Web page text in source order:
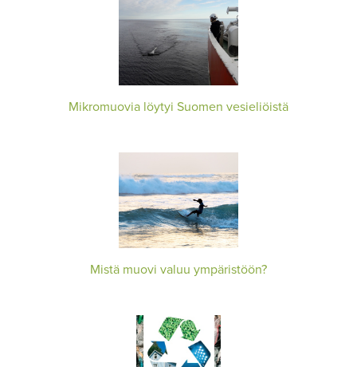
Mikromuovia löytyi Suomen vesieliöistä
Mistä muovi valuu ympäristöön?